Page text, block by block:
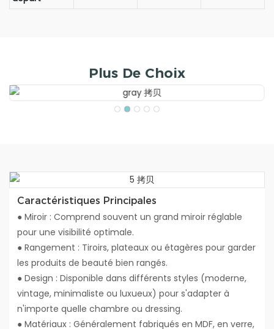
Plus De Choix
Caractéristiques Principales
● Miroir : Comprend souvent un grand miroir réglable
pour une visibilité optimale.
● Rangement : Tiroirs, plateaux ou étagères pour garder
les produits de beauté bien rangés.
● Design : Disponible dans différents styles (moderne,
vintage, minimaliste ou luxueux) pour s'adapter à
n'importe quelle chambre ou dressing.
● Matériaux : Généralement fabriqués en MDF, en verre,